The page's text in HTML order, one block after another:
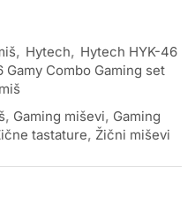
, Hytech, Hytech HYK-46
Gamy Combo Gaming set
, Gaming miševi, Gaming
tastature, Žični miševi